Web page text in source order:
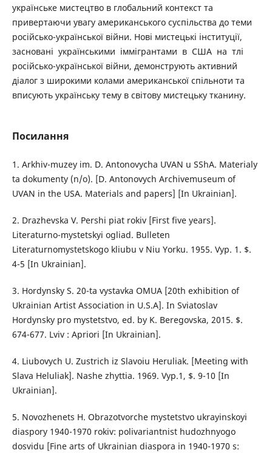
українське мистецтво в глобальний контекст та
привертаючи увагу американського суспільства до теми
російсько-української війни. Нові мистецькі інституції,
засновані українськими іммігрантами в США на тлі
російсько-української війни, демонструють активний
діалог з широкими колами американської спільноти та
вписують українську тему в світову мистецьку тканину.
Посилання
1. Arkhiv-muzey im. D. Antonovycha UVAN u SShA. Materialy
ta dokumenty (n/o). [D. Antonovych Archivemuseum of
UVAN in the USA. Materials and papers] [In Ukrainian].
2. Drazhevska V. Pershi piat rokiv [First five years].
Literaturno-mystetskyi ogliad. Bulleten
Literaturnomystetskogo kliubu v Niu Yorku. 1955. Vyp. 1. $.
4-5 [In Ukrainian].
3. Hordynsky S. 20-ta vystavka OMUA [20th exhibition of
Ukrainian Artist Association in U.S.A]. In Sviatoslav
Hordynsky pro mystetstvo, ed. by K. Beregovska, 2015. $.
674-677. Lviv : Apriori [In Ukrainian].
4. Liubovych U. Zustrich iz Slavoiu Heruliak. [Meeting with
Slava Heluliak]. Nashe zhyttia. 1969. Vyp.1, $. 9-10 [In
Ukrainian].
5. Novozhenets H. Obrazotvorche mystetstvo ukrayinskoyi
diaspory 1940-1970 rokiv: polivariantnist hudozhnyogo
dosvidu [Fine arts of Ukrainian diaspora in 1940-1970 s: